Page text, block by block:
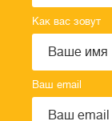
Как вас зовут
Ваш email